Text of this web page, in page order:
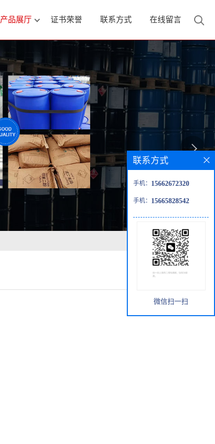
产品展厅 证书荣誉 联系方式 在线留言
联系方式
手机： 15662672320
手机： 15665828542
微信扫一扫